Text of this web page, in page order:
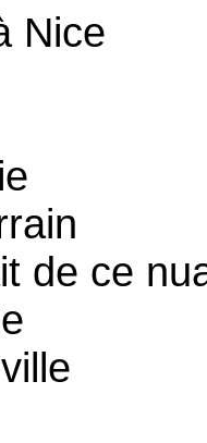
Nice
de ce